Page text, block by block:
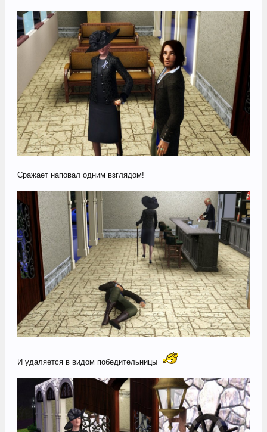
Сражает наповал одним взглядом!
И удаляется в видом победительницы